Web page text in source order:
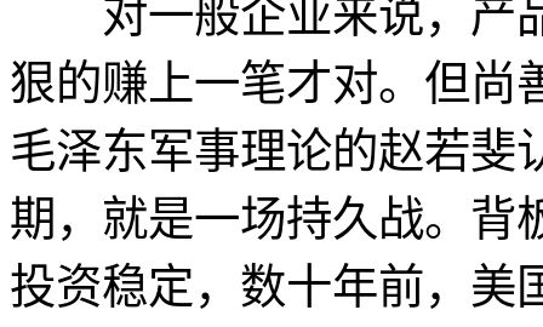
对一般企业来说，产
狠的赚上一笔才对。但尚
毛泽东军事理论的赵若斐
期，就是一场持久战。背
投资稳定，数十年前，美